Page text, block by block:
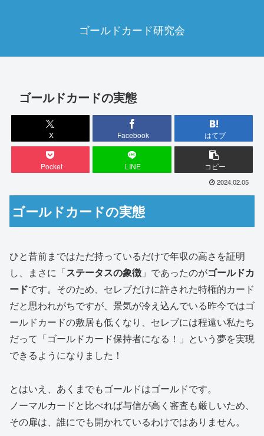
ゴールドカード研究会
ゴールドカードの実態
X Facebook はてブ
Pocket LINE コピー
2024.02.05
ゴールドカードの実態
ひと昔前まではただ持っているだけで年収の高さを証明
し、まさに「ステータスの象徴 」であったのがゴールドカ
ードです。そのため、セレブだけに許された特権的カード
だと思われがちですが、景気が冷え込んでいる昨今ではゴ
ールドカードの敷居も低くなり、セレブには程遠い私たち
だって「ゴールドカード保持者になる！」という夢を実現
できるようになりました！
とはいえ、あくまでもゴールドはゴールドです。
ノーマルカードと比べれば与信が高く審査も厳しいため、
その扉は、誰にでも開かれているわけではありません。